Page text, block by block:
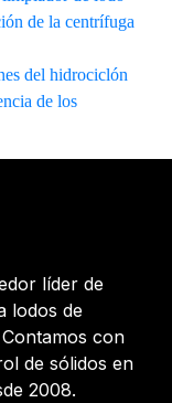
de la centrífuga
del hidrociclón
de los
líder de
lodos de
con
de sólidos en
2008.